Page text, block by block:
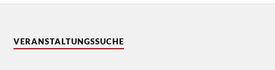
VERANSTALTUNGSSUCHE